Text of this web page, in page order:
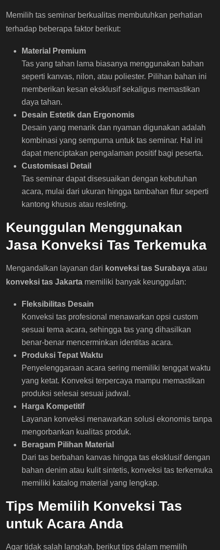
Memilih tas seminar berkualitas membutuhkan perhatian
terhadap beberapa faktor berikut:
Material Premium
Tas yang tahan lama biasanya menggunakan bahan
seperti kanvas, nilon, atau poliester. Pilihan bahan ini
memberikan kesan eksklusif sekaligus memastikan
daya tahan.
Desain Estetik dan Ergonomis
Desain yang menarik dan nyaman digunakan adalah
kombinasi yang sempurna untuk tas seminar. Hal ini
dapat menciptakan pengalaman positif bagi peserta.
Customisasi Detail
Tas seminar dapat disesuaikan dengan kebutuhan
acara, mulai dari ukuran hingga tambahan fitur seperti
kantong khusus atau resleting.
Keunggulan Menggunakan
Jasa Konveksi Tas Terkemuka
Mengandalkan layanan dari konveksi tas Surabaya atau
konveksi tas Jakarta memiliki banyak keunggulan:
Fleksibilitas Desain
Konveksi tas profesional menawarkan opsi custom
sesuai tema acara, sehingga tas yang dihasilkan
benar-benar mencerminkan identitas acara.
Produksi Tepat Waktu
Penyelenggaraan acara sering memiliki tenggat waktu
yang ketat. Konveksi terpercaya mampu memastikan
produksi selesai sesuai jadwal.
Harga Kompetitif
Layanan konveksi menawarkan solusi ekonomis tanpa
mengorbankan kualitas produk.
Beragam Pilihan Material
Dari tas berbahan kanvas hingga tas eksklusif dengan
bahan denim atau kulit sintetis, konveksi tas terkemuka
memiliki katalog material yang lengkap.
Tips Memilih Konveksi Tas
untuk Acara Anda
Agar tidak salah langkah, berikut tips dalam memilih